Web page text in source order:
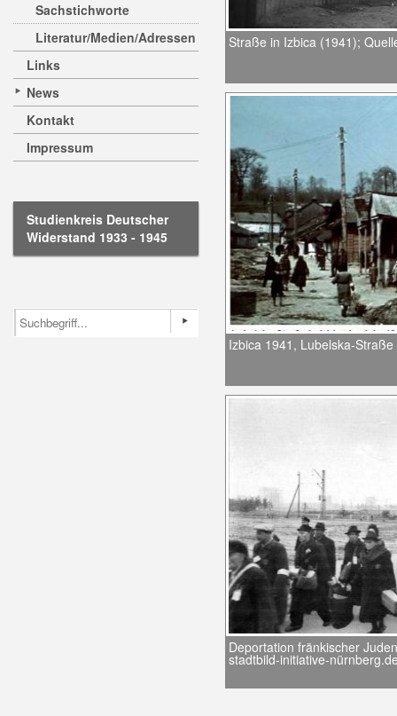
Sachstichworte
Literatur/Medien/Adressen
Links
News
Kontakt
Impressum
Studienkreis Deutscher
Widerstand 1933 - 1945
Straße in Izbica (1941);
Izbica 1941, Lubelska-Straße
Deportation fränkischer
stadtbild-initiative-